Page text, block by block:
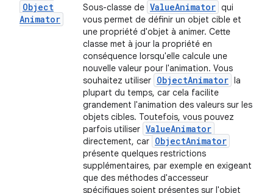
Object
Animator
Sous-classe de ValueAnimator qui
vous permet de définir un objet cible et
une propriété d'objet à animer. Cette
classe met à jour la propriété en
conséquence lorsqu'elle calcule une
nouvelle valeur pour l'animation. Vous
souhaitez utiliser ObjectAnimator la
plupart du temps, car cela facilite
grandement l'animation des valeurs sur les
objets cibles. Toutefois, vous pouvez
parfois utiliser ValueAnimator
directement, car ObjectAnimator
présente quelques restrictions
supplémentaires, par exemple en exigeant
que des méthodes d'accesseur
spécifiques soient présentes sur l'objet